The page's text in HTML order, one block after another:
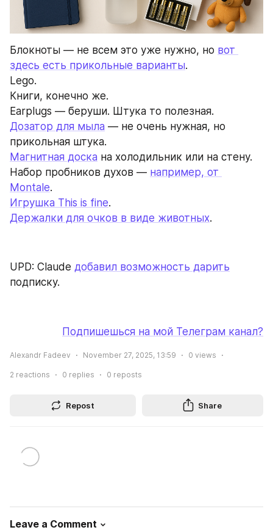
Блокноты — не всем это уже нужно, но вот
здесь есть прикольные варианты.
Lego.
Книги, конечно же.
Earplugs — беруши. Штука то полезная.
Дозатор для мыла — не очень нужная, но
прикольная штука.
Магнитная доска на холодильник или на стену.
Набор пробников духов — например, от
Montale.
Игрушка This is fine.
Держалки для очков в виде животных.
UPD: Claude добавил возможность дарить
подписку.
Подпишешься на мой Телеграм канал?
Alexandr Fadeev November 27, 2025, 13:59 0 views
2 reactions 0 replies 0 reposts
Repost Share
Leave a Comment